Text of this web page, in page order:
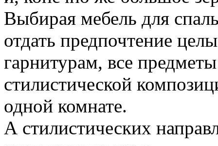
Выбирая мебель для
отдать предпочтение
гарнитурам, все
стилистической
одной комнате.
А стилистических